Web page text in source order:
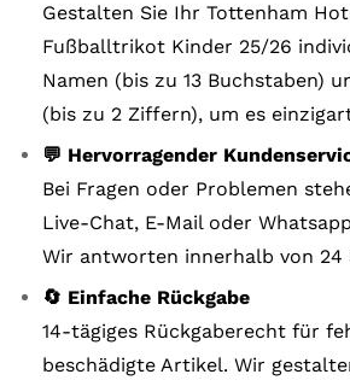
Gestalten Sie Ihr Tottenham
Fußballtrikot Kinder 25/26
Namen (bis zu 13 Buchstaben)
(bis zu 2 Ziffern), um es
💬 Hervorragender
Bei Fragen oder Problemen
Live-Chat, E-Mail oder
Wir antworten innerhalb von 24
🔄 Einfache Rückgabe
14-tägiges Rückgaberecht für
beschädigte Artikel. Wir